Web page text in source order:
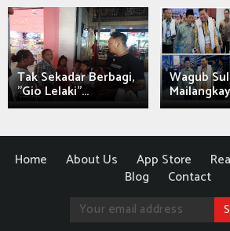
Tak Sekadar Berbagi,
"Gio Lelaki"...
Wagub
Home About Us App Store
Blog
Contact